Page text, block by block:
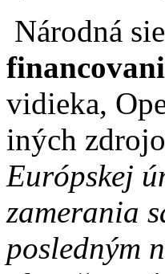
Národná
vidieka,
iných
Európskej
zamerania
posledným